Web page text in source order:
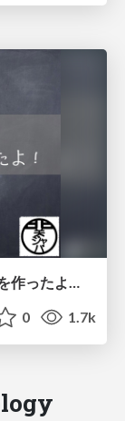
アプリ作ろうぜ！ Yomoo!ってアプリを作ったよ！ #kanjava
0 1.7k